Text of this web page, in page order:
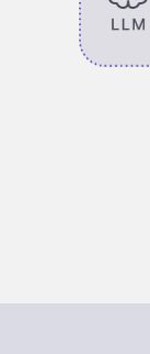
的知識資
貼近公司
可協助企
務、教育
內部知